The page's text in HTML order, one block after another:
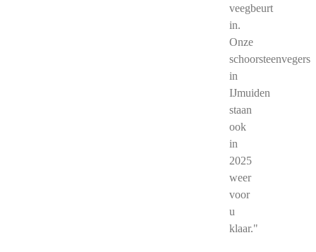
veegbeurt
in.
Onze
schoorsteenvegers
in
IJmuiden
staan
ook
in
2025
weer
voor
u
klaar."